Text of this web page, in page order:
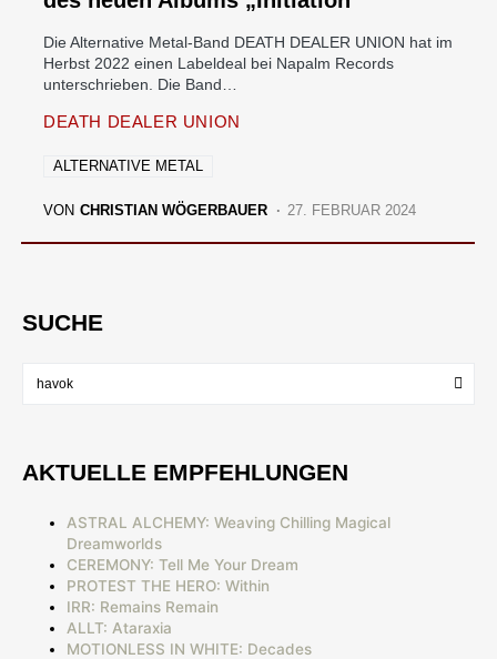
Die Alternative Metal-Band DEATH DEALER UNION hat im
Herbst 2022 einen Labeldeal bei Napalm Records
unterschrieben. Die Band…
DEATH DEALER UNION
ALTERNATIVE METAL
VON CHRISTIAN WÖGERBAUER 27. FEBRUAR 2024
SUCHE
AKTUELLE EMPFEHLUNGEN
ASTRAL ALCHEMY: Weaving Chilling Magical
Dreamworlds
CEREMONY: Tell Me Your Dream
PROTEST THE HERO: Within
IRR: Remains Remain
ALLT: Ataraxia
MOTIONLESS IN WHITE: Decades